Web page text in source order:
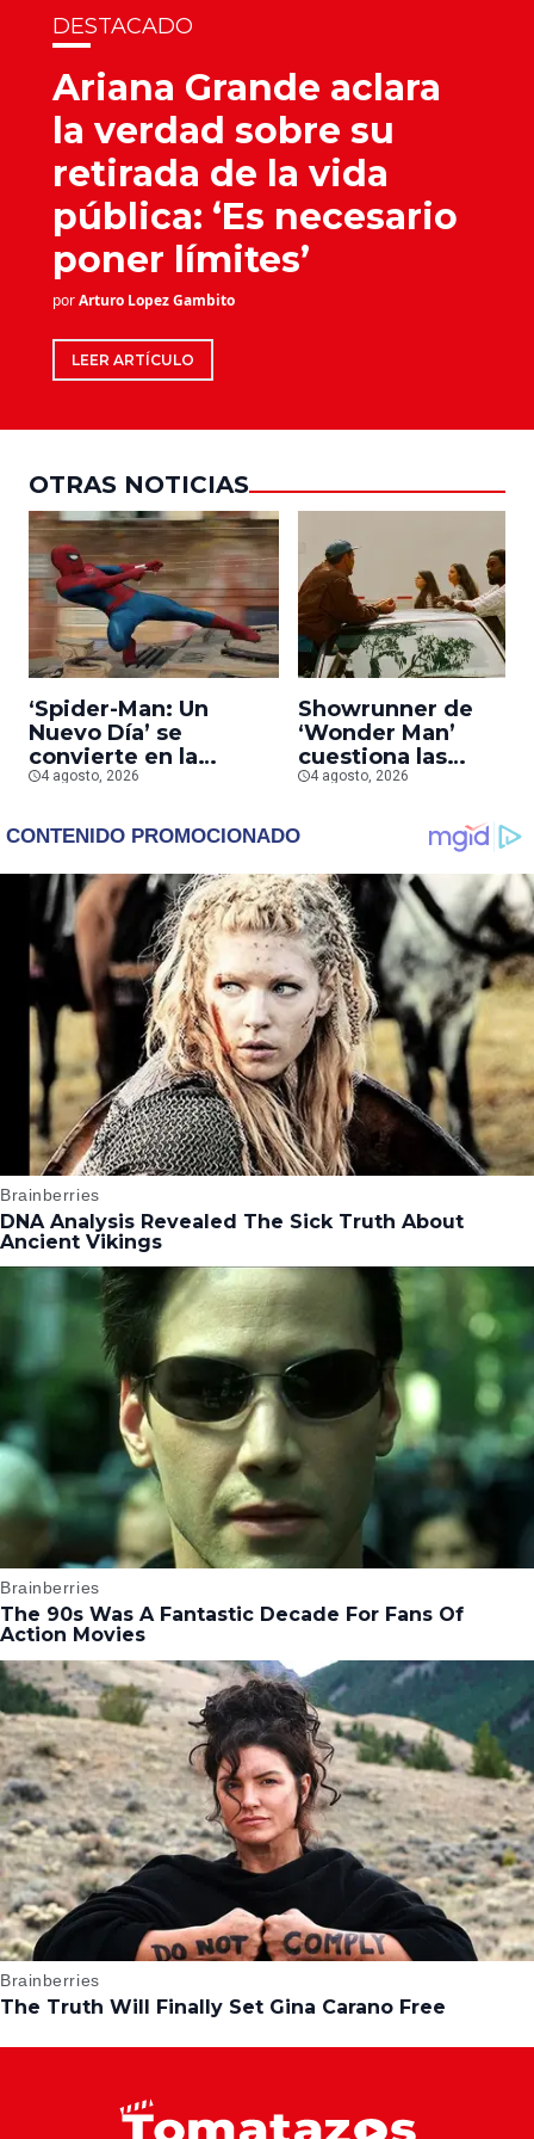
DESTACADO
Ariana Grande aclara
la verdad sobre su
retirada de la vida
pública: ‘Es necesario
poner límites’
porArturo Lopez Gambito
LEER ARTÍCULO
OTRAS NOTICIAS
‘Spider-Man: Un
Nuevo Día’ se
convierte en la
segunda película que
los mil millones en
4 agosto, 2026
Showrunner de
‘Wonder Man’
cuestiona las
prioridades de
la serie
4 agosto, 2026